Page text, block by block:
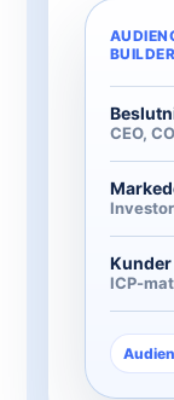
BUILDER
CEO,
ICP-